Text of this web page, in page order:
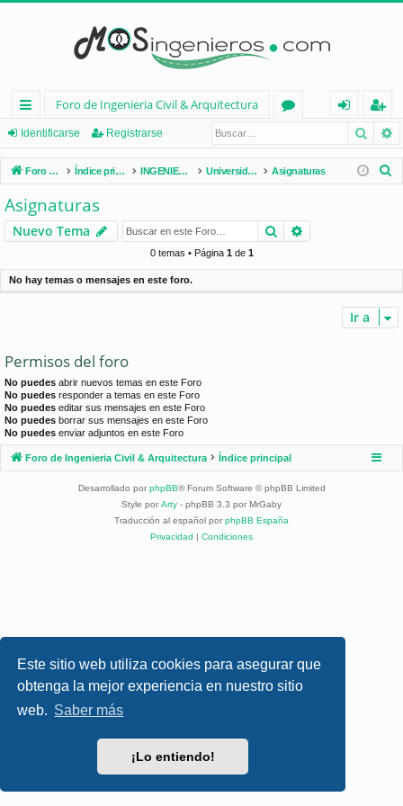
Este sitio web utiliza cookies para asegurar que
obtenga la mejor experiencia en nuestro sitio
web. Saber más
¡Lo entiendo!
nl
ac
es
rá
pi
d
Foro de Ingenieria Civil & Arquitectura
os
nt
ifi
e
eg
ist
ra
Identificarse Registrarse
Foro de Ingenieria Civil & Arquitectura Índice principal INGENIERÍA CIVIL (España) Universidades de España Asignaturas
r
Asignaturas
Nuevo Tema Buscar
0 temas • Página 1de 1
No hay temas o mensajes en este foro.
Ir a
Permisos del foro
No puedes abrir nuevos temas en este Foro
No puedes responder a temas en este Foro
No puedes editar sus mensajes en este Foro
No puedes borrar sus mensajes en este Foro
No puedes enviar adjuntos en este Foro
Foro de Ingenieria Civil & Arquitectura Índice principal
Desarrollado por phpBB® Forum Software © phpBB Limited
Style por Arty - phpBB 3.3 por MrGaby
Traducción al español por phpBB España
Privacidad | Condiciones